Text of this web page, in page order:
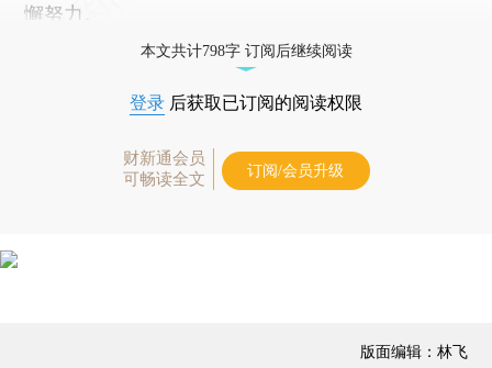
懈努力。
本文共计798字 订阅后继续阅读
登录 后获取已订阅的阅读权限
财新通会员
可畅读全文
订阅/会员升级
版面编辑：林飞